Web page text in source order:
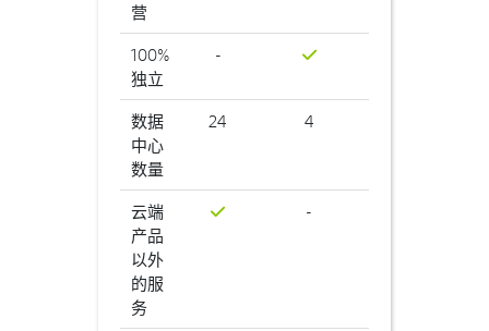
营
100%
独立
-
数据
中心
数量
24 4
云端
产品
以外
的服
务
-